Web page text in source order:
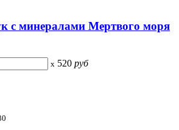
с минералами Мертвого моря
x 520 руб